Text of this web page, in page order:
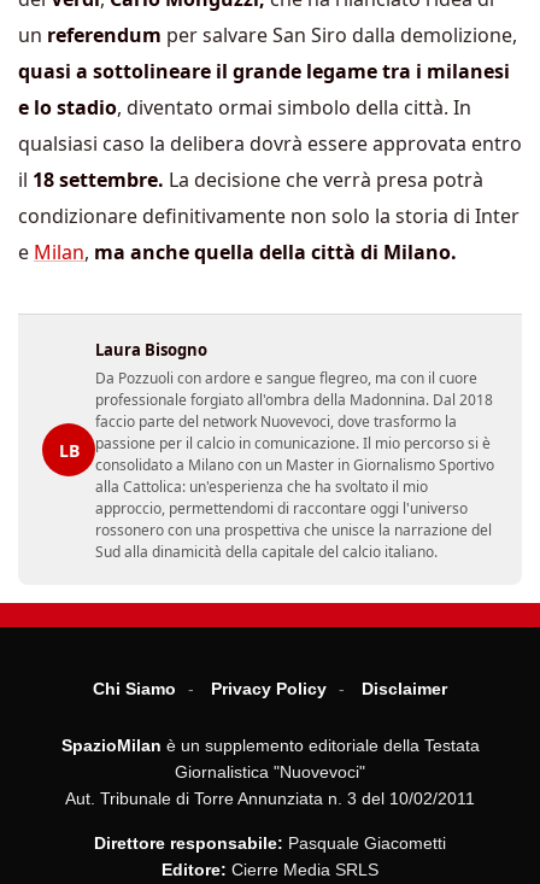
un referendum per salvare San Siro dalla demolizione,
quasi a sottolineare il grande legame tra i milanesi
e lo stadio, diventato ormai simbolo della città. In
qualsiasi caso la delibera dovrà essere approvata entro
il 18 settembre. La decisione che verrà presa potrà
condizionare definitivamente non solo la storia di Inter
e Milan, ma anche quella della città di Milano.
LB
Laura Bisogno
Da Pozzuoli con ardore e sangue flegreo, ma con il cuore
professionale forgiato all'ombra della Madonnina. Dal 2018
faccio parte del network Nuovevoci, dove trasformo la
passione per il calcio in comunicazione. Il mio percorso si è
consolidato a Milano con un Master in Giornalismo Sportivo
alla Cattolica: un'esperienza che ha svoltato il mio
approccio, permettendomi di raccontare oggi l'universo
rossonero con una prospettiva che unisce la narrazione del
Sud alla dinamicità della capitale del calcio italiano.
Chi Siamo Privacy Policy Disclaimer
SpazioMilan è un supplemento editoriale della Testata
Giornalistica "Nuovevoci"
Aut. Tribunale di Torre Annunziata n. 3 del 10/02/2011
Direttore responsabile: Pasquale Giacometti
Editore: Cierre Media SRLS